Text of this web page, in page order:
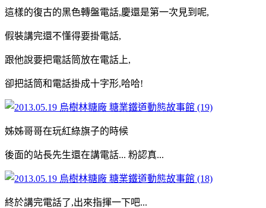
這樣的復古的黑色轉盤電話,慶還是第一次見到呢,
假裝講完還不懂得要掛電話,
跟他說要把電話筒放在電話上,
卻把話筒和電話掛成十字形,哈哈!
姊姊哥哥在玩紅綠旗子的時候
後面的站長先生還在講電話... 粉認真...
終於講完電話了,出來指揮一下吧...